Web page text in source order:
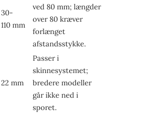
30-
110 mm
ved 80 mm; længder
over 80 kræver
forlænget
afstandsstykke.
22 mm
Passer i
skinnesystemet;
bredere modeller
går ikke ned i
sporet.